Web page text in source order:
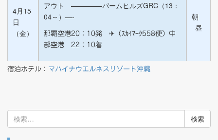
4月15
日
（金）
アウト ————–パームヒルズGRC（13：
04～）—-
那覇空港20：10発 ✈（ｽｶｲﾏｰｸ558便）中
部空港 22：10着
朝
昼
宿泊ホテル： マハイナウエルネスリゾート沖縄
検
索: